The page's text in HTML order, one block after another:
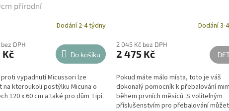
přírodní
Dodání 2-4 týdny
DPH
Kč Do košíku
vypadnutí Micussori lze
na kteroukoli postýlku Micuna o
120 x 60 cm a také pro dům Tipi.
Dodání 3-
2 045 Kč bez DPH
2 475 Kč
Pokud máte málo místa, toto je váš
dokonalý pomocník k přebalování
během prvních měsíců. S volitelným
příslušenstvím pro přebalování